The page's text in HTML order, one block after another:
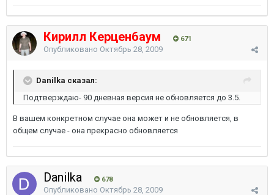
Кирилл Керценбаум 671
Опубликовано Октябрь 28, 2009
Danilka сказал:
Подтверждаю- 90 дневная версия не обновляется до 3.5.
В вашем конкретном случае она может и не обновляется, в
общем случае - она прекрасно обновляется
Danilka 678
Опубликовано Октябрь 28, 2009